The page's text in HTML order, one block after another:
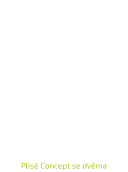
Plisé Concept se dvěma